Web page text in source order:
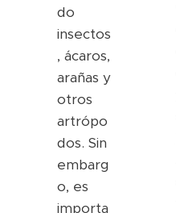
do
insectos
, ácaros,
arañas y
otros
artrópo
dos. Sin
embarg
o, es
importa